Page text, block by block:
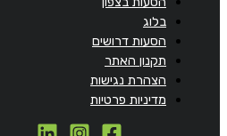
בלוג
הסעות דרושים
תקנון האתר
הצהרת נגישות
מדיניות פרטיות